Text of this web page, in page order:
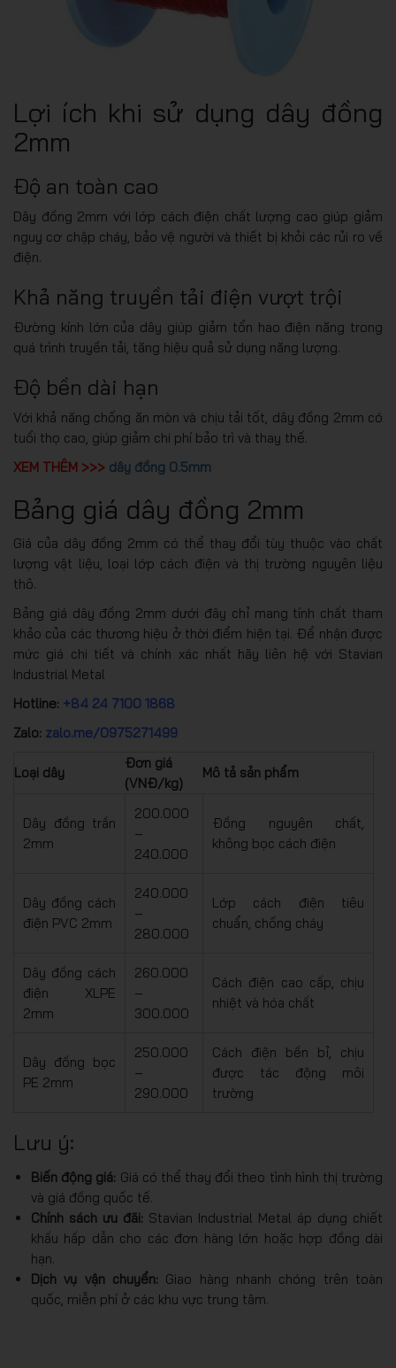
Lợi ích khi sử dụng dây đồng
2mm
Độ an toàn cao
Dây đồng 2mm với lớp cách điện chất lượng cao giúp giảm
nguy cơ chập cháy, bảo vệ người và thiết bị khỏi các rủi ro về
điện.
Khả năng truyền tải điện vượt trội
Đường kính lớn của dây giúp giảm tổn hao điện năng trong
quá trình truyền tải, tăng hiệu quả sử dụng năng lượng.
Độ bền dài hạn
Với khả năng chống ăn mòn và chịu tải tốt, dây đồng 2mm có
tuổi thọ cao, giúp giảm chi phí bảo trì và thay thế.
XEM THÊM >>> dây đồng 0.5mm
Bảng giá dây đồng 2mm
Giá của dây đồng 2mm có thể thay đổi tùy thuộc vào chất
lượng vật liệu, loại lớp cách điện và thị trường nguyên liệu
thô.
Bảng giá dây đồng 2mm dưới đây chỉ mang tính chất tham
khảo của các thương hiệu ở thời điểm hiện tại. Để nhận được
mức giá chi tiết và chính xác nhất hãy liên hệ với Stavian
Industrial Metal
Hotline: +84 24 7100 1868
Zalo: zalo.me/0975271499
Loại dây
Đơn giá
(VNĐ/kg)
Mô tả sản phẩm
Dây đồng trần
2mm
200.000
–
240.000
Đồng nguyên chất,
không bọc cách điện
Dây đồng cách
điện PVC 2mm
240.000
–
280.000
Lớp cách điện tiêu
chuẩn, chống cháy
Dây đồng cách
điện XLPE
2mm
260.000
–
300.000
Cách điện cao cấp, chịu
nhiệt và hóa chất
Dây đồng bọc
PE 2mm
250.000
–
290.000
Cách điện bền bỉ, chịu
được tác động môi
trường
Lưu ý:
Biến động giá: Giá có thể thay đổi theo tình hình thị trường
và giá đồng quốc tế.
Chính sách ưu đãi: Stavian Industrial Metal áp dụng chiết
khấu hấp dẫn cho các đơn hàng lớn hoặc hợp đồng dài
hạn.
Dịch vụ vận chuyển: Giao hàng nhanh chóng trên toàn
quốc, miễn phí ở các khu vực trung tâm.